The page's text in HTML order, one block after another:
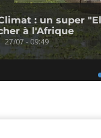
: un super
à l'Afrique
27/07 - 09:49